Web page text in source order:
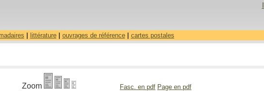
littérature| ouvrages de référence| cartes postales
Zoom Fasc. en pdf Page en pdf